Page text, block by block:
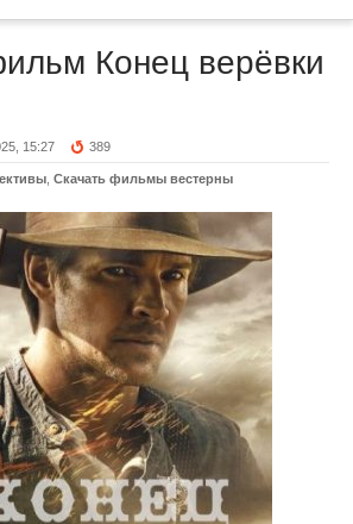
Конец верёвки
15:27 389
Скачать фильмы вестерны